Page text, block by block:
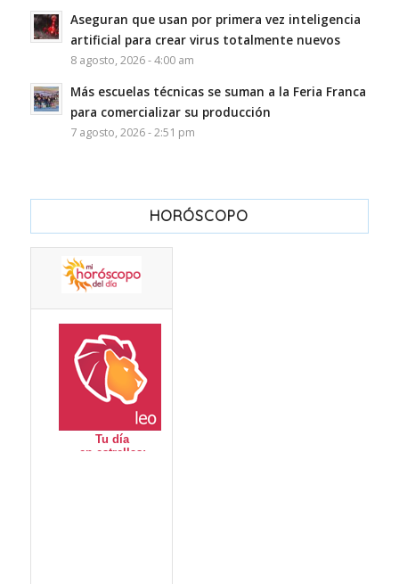
Aseguran que usan por primera vez inteligencia
artificial para crear virus totalmente nuevos
8 agosto, 2026 - 4:00 am
Más escuelas técnicas se suman a la Feria Franca
para comercializar su producción
7 agosto, 2026 - 2:51 pm
HORÓSCOPO